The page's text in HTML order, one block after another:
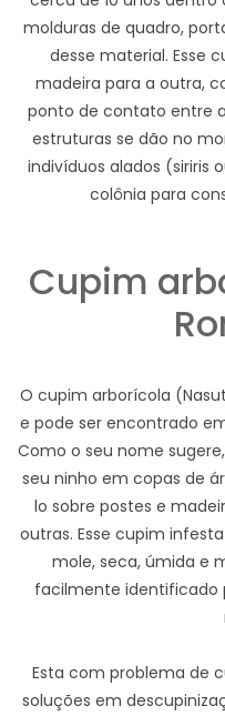
molduras de quadro,
desse material. Esse
madeira para a outra,
ponto de contato entre
estruturas se dão no
indivíduos alados (siriris
colônia para
Cupim
O cupim arborícola
e pode ser encontrado
Como o seu nome
seu ninho em copas de
lo sobre postes e
outras. Esse cupim
mole, seca, úmida e
facilmente identificado
Esta com problema de
soluções em